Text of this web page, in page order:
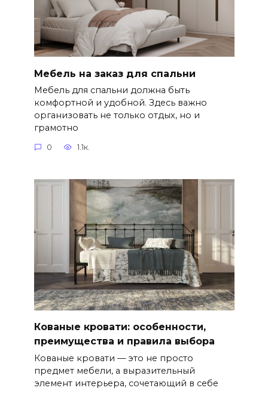
Мебель на заказ для спальни
Мебель для спальни должна быть
комфортной и удобной. Здесь важно
организовать не только отдых, но и
грамотно
0 1.1к.
Кованые кровати: особенности,
преимущества и правила выбора
Кованые кровати — это не просто
предмет мебели, а выразительный
элемент интерьера, сочетающий в себе